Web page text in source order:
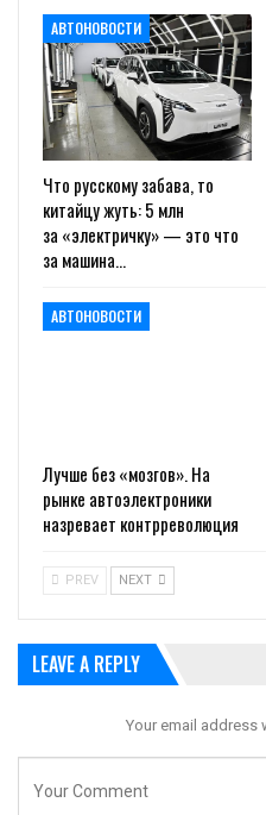
АВТОНОВОСТИ
Что русскому забава, то
китайцу жуть: 5 млн
за «электричку» — это что
за машина…
АВТОНОВОСТИ
Лучше без «мозгов». На
рынке автоэлектроники
назревает контрреволюция
PREV NEXT
LEAVE A REPLY
Your email address